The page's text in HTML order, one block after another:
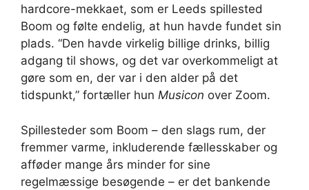
hardcore-mekkaet, som er Leeds spillested
Boom og følte endelig, at hun havde fundet sin
plads. “Den havde virkelig billige drinks, billig
adgang til shows, og det var overkommeligt at
gøre som en, der var i den alder på det
tidspunkt,” fortæller hun Musicon over Zoom.
Spillesteder som Boom – den slags rum, der
fremmer varme, inkluderende fællesskaber og
afføder mange års minder for sine
regelmæssige besøgende – er det bankende